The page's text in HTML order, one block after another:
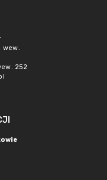
wew.
252